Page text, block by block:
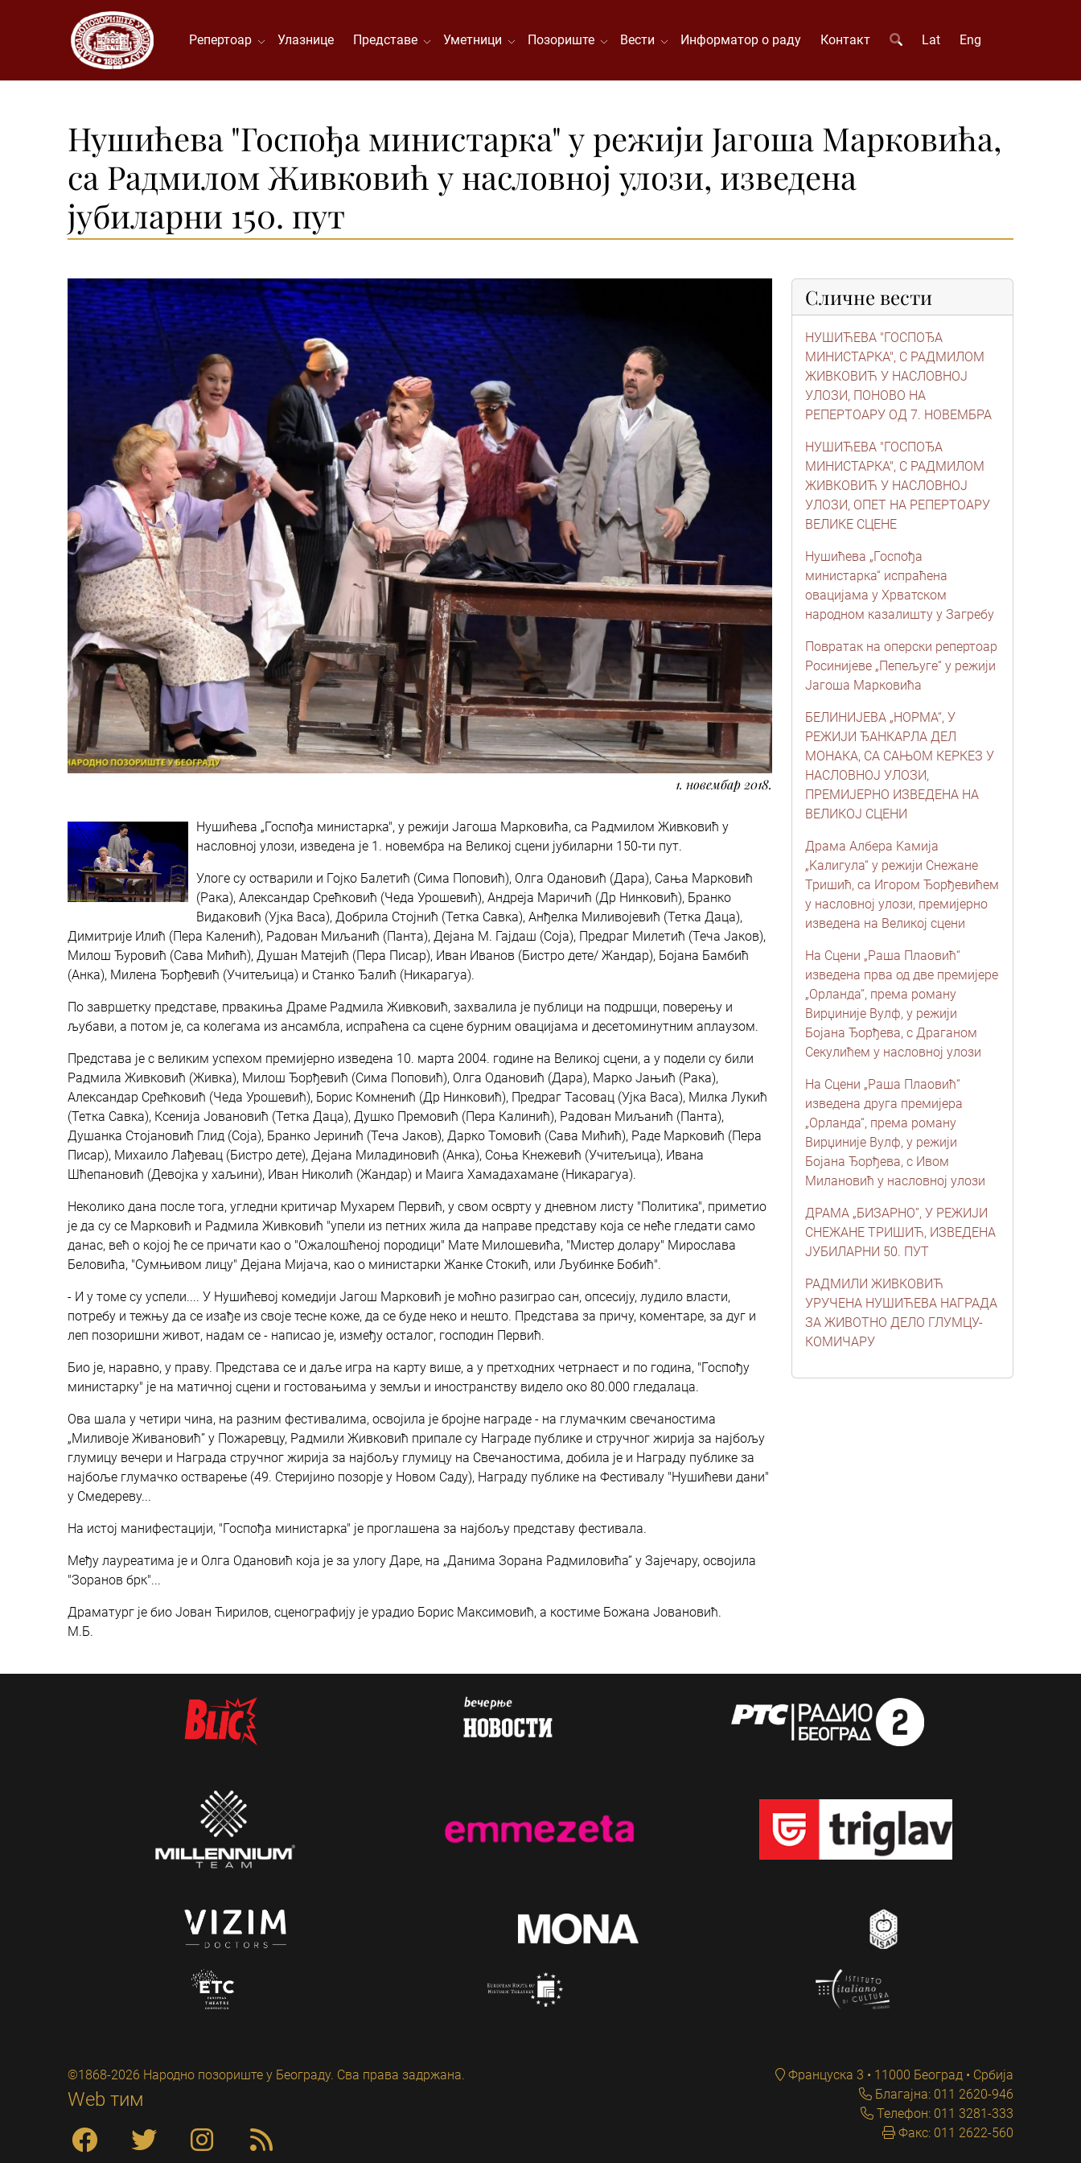
Репертоар Улазнице Представе Уметници Позориште Вести Информатор о раду Контакт Lat Eng
Нушићева "Госпођа министарка" у режији Јагоша Марковића,
са Радмилом Живковић у насловној улози, изведена
јубиларни 150. пут
1. новембар 2018.
Нушићева „Госпођа министарка", у режији Јагоша Марковића, са Радмилом Живковић у
насловној улози, изведена је 1. новембра на Великој сцени јубиларни 150-ти пут.
Улоге су остварили и Гојко Балетић (Сима Поповић), Олга Одановић (Дара), Сања Марковић
(Рака), Александар Срећковић (Чеда Урошевић), Андреја Маричић (Др Нинковић), Бранко
Видаковић (Ујка Васа), Добрила Стојнић (Тетка Савка), Анђелка Миливојевић (Тетка Даца),
Димитрије Илић (Пера Калeнић), Радован Миљанић (Панта), Дејана М. Гајдаш (Соја), Предраг Милетић (Теча Јаков),
Милош Ђуровић (Сава Мићић), Душан Матејић (Пера Писар), Иван Иванов (Бистро дете/ Жандар), Бојана Бамбић
(Анка), Милена Ђорђевић (Учитељица) и Станко Ђалић (Никарагуа).
По завршетку представе, првакиња Драме Радмила Живковић, захвалила је публици на подршци, поверењу и
љубави, а потом је, са колегама из ансамбла, испраћена са сцене бурним овацијама и десетоминутним аплаузом.
Представа је с великим успехом премијерно изведена 10. марта 2004. године на Великој сцени, а у подели су били
Радмила Живковић (Живка), Милош Ђорђевић (Сима Поповић), Олга Одановић (Дара), Марко Јањић (Рака),
Александар Срећковић (Чеда Урошевић), Борис Комненић (Др Нинковић), Предраг Тасовац (Ујка Васа), Милка Лукић
(Тетка Савка), Ксенијa Јовановић (Тетка Даца), Душко Премовић (Пера Калинић), Радован Миљанић (Панта),
Душанка Стојановић Глид (Соја), Бранко Јеринић (Теча Јаков), Дарко Томовић (Сава Мићић), Раде Марковић (Пера
Писар), Михаило Лађевац (Бистро дете), Дејана Миладиновић (Анка), Соња Кнежевић (Учитељица), Ивана
Шћепановић (Девојка у хаљини), Иван Николић (Жандар) и Маига Хамадахамане (Никарагуа).
Неколико дана после тога, угледни критичар Мухарем Первић, у свом осврту у дневном листу "Политика", приметио
је да су се Марковић и Радмила Живковић "упели из петних жила да направе представу која се неће гледати само
данас, већ о којој ће се причати као о "Ожалошћеној породици" Мате Милошевића, "Мистер долару" Мирослава
Беловића, "Сумњивом лицу" Дејана Мијача, као о министарки Жанке Стокић, или Љубинке Бобић".
- И у томе су успели.... У Нушићевој комедији Јагош Марковић је моћно разиграо сан, опсесију, лудило власти,
потребу и тежњу да се изађе из своје тесне коже, да се буде неко и нешто. Представа за причу, коментаре, за дуг и
леп позоришни живот, надам се - написао је, између осталог, господин Первић.
Био је, наравно, у праву. Представа се и даље игра на карту више, а у претходних четрнаест и по година, "Госпођу
министарку" је на матичној сцени и гостовањима у земљи и иностранству видело око 80.000 гледалаца.
Ова шала у четири чина, на разним фестивалима, освојила је бројне награде - на глумачким свечаностима
„Миливоје Живановић” у Пожаревцу, Радмили Живковић припале су Награде публике и стручног жирија за најбољу
глумицу вечери и Награда стручног жирија за најбољу глумицу на Свечаностима, добила је и Награду публике за
најбоље глумачко остварење (49. Стеријино позорје у Новом Саду), Награду публике на Фестивалу "Нушићеви дани"
у Смедереву...
На истој манифестацији, "Госпођа министарка" је проглашена за најбољу представу фестивала.
Међу лауреатима је и Олга Одановић која је за улогу Даре, на „Данима Зорана Радмиловића” у Зајечару, освојила
"Зоранов брк"...
Драматург је био Јован Ћирилов, сценографију је урадио Борис Максимовић, а костиме Божана Јовановић.
М.Б.
Сличне вести
НУШИЋЕВА "ГОСПОЂА
МИНИСТАРКА", С РАДМИЛОМ
ЖИВКОВИЋ У НАСЛОВНОЈ
УЛОЗИ, ПОНОВО НА
РЕПЕРТОАРУ ОД 7. НОВЕМБРА
НУШИЋЕВА "ГОСПОЂА
МИНИСТАРКА", С РАДМИЛОМ
ЖИВКОВИЋ У НАСЛОВНОЈ
УЛОЗИ, ОПЕТ НА РЕПЕРТОАРУ
ВЕЛИКЕ СЦЕНЕ
Нушићева „Госпођа
министарка“ испраћена
овацијама у Хрватском
народном казалишту у Загребу
Повратак на оперски репертоар
Росинијеве „Пепељуге“ у режији
Јагоша Марковића
БЕЛИНИЈЕВА „НОРМА“, У
РЕЖИЈИ ЂАНКАРЛА ДЕЛ
МОНАКА, СА САЊОМ КЕРКЕЗ У
НАСЛОВНОЈ УЛОЗИ,
ПРЕМИЈЕРНО ИЗВЕДЕНА НА
ВЕЛИКОЈ СЦЕНИ
Драма Албера Kамија
„Kалигула“ у режији Снежане
Тришић, са Игором Ђорђевићем
у насловној улози, премијерно
изведена на Великој сцени
На Сцени „Раша Плаовић“
изведена прва од две премијере
„Орланда“, према роману
Вирџиније Вулф, у режији
Бојана Ђорђева, с Драганом
Секулићем у насловној улози
На Сцени „Раша Плаовић“
изведена друга премијера
„Орланда“, према роману
Вирџиније Вулф, у режији
Бојана Ђорђева, с Ивом
Милановић у насловној улози
ДРАМА „БИЗАРНО”, У РЕЖИЈИ
СНЕЖАНЕ ТРИШИЋ, ИЗВЕДЕНА
ЈУБИЛАРНИ 50. ПУТ
РАДМИЛИ ЖИВКОВИЋ
УРУЧЕНА НУШИЋЕВА НАГРАДА
ЗА ЖИВОТНО ДЕЛО ГЛУМЦУ-
КОМИЧАРУ
©1868-2026 Народно позориште у Београду. Сва права задржана.
Web тим
Француска 3 • 11000 Београд • Србија
Благајна: 011 2620-946
Телефон: 011 3281-333
Факс: 011 2622-560